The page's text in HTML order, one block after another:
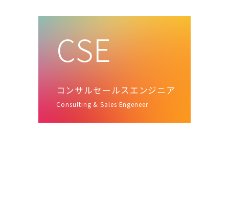
CSE
コンサルセールスエンジニア
Consulting & Sales Engeneer